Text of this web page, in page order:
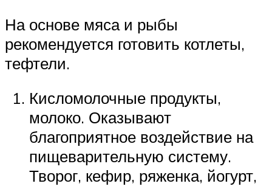
На основе мяса и рыбы
рекомендуется готовить котлеты,
тефтели.
Кисломолочные продукты,
молоко. Оказывают
благоприятное воздействие на
пищеварительную систему.
Творог, кефир, ряженка, йогурт,